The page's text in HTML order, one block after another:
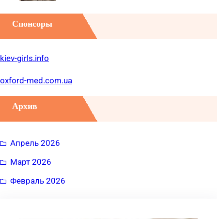
Спонсоры
kiev-girls.info
oxford-med.com.ua
Архив
Апрель 2026
Март 2026
Февраль 2026